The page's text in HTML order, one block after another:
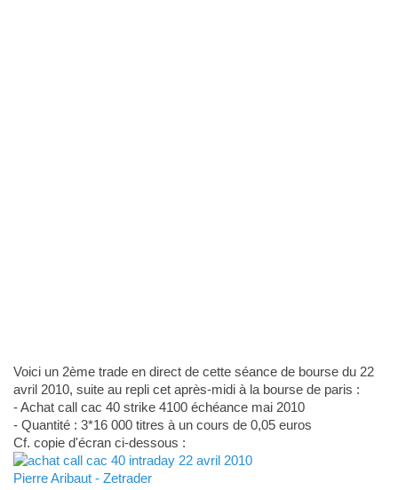
Voici un 2ème trade en direct de cette séance de bourse du 22
avril 2010, suite au repli cet après-midi à la bourse de paris :
- Achat call cac 40 strike 4100 échéance mai 2010
- Quantité : 3*16 000 titres à un cours de 0,05 euros
Cf. copie d'écran ci-dessous :
Pierre Aribaut - Zetrader